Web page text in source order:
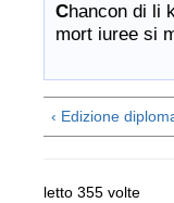
Chancon di li
mort iuree si
‹ Edizione
letto 355 volte